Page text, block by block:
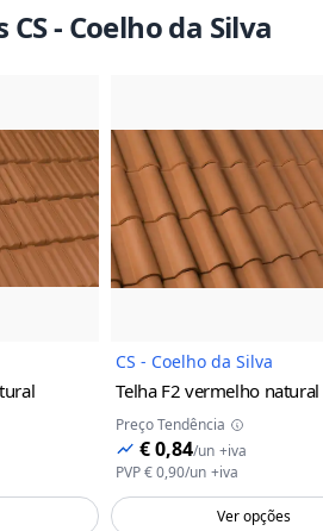
- Coelho da Silva
do Produto
CS - Coelho da Silva
Telha F2 vermelho natural
Preço Tendência
€ 0,84/un +iva
PVP€ 0,90/un +iva
Ver opções